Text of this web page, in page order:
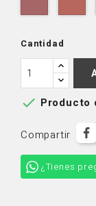
Delight
Cantidad
 Producto
Compartir
¿Tienes